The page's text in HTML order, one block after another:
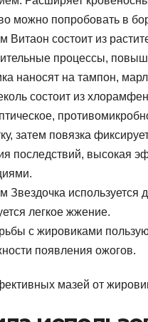
можно попробовать в
Витаон состоит из
процессы,
наносят на тампон,
состоит из
затем повязка
последствий, высокая
Звездочка
легкое жжение.
с жировиками
появления ожогов.